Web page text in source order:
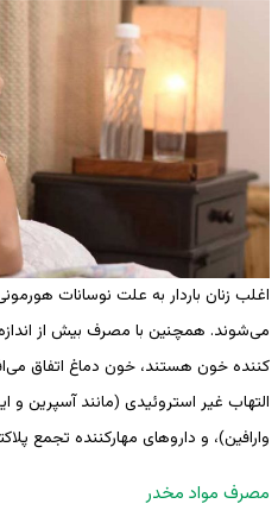
اغلب زنان باردار به علت نوسانات
می‌شوند. همچنین با مصرف بیش از
کننده خون هستند، خون دماغ اتفاق
التهاب غیر استروئیدی (مانند آسپرین و
وارافین)، و داروهای مهارکننده تجمع
مصرف مواد مخدر